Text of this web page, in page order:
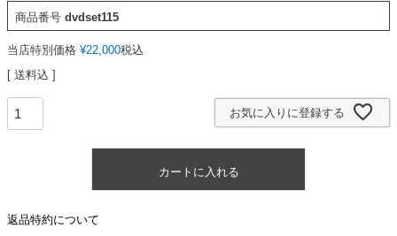
商品番号 dvdset115
当店特別価格 ¥22,000税込
送料込
お気に入りに登録する
カートに入れる
返品特約について